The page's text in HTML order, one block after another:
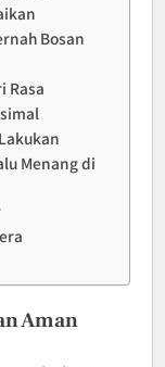
Bosan
Rasa
Menang di
Aman